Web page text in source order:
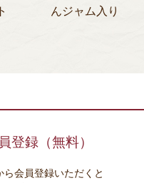
んジャム入り
登録（無料）
会員登録いただくと